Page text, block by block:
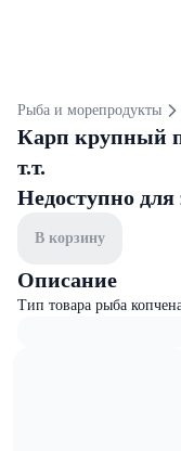
Рыба и морепродукты
Карп крупный
т.т.
Недоступно для
В корзину
Описание
Тип товара рыба